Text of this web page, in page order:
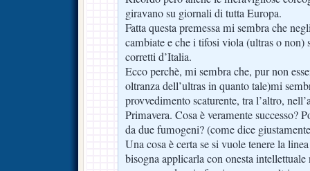
giravano su giornali di tutta Europa.
Fatta questa premessa mi sembra che
cambiate e che i tifosi viola (ultras o non)
corretti d’Italia.
Ecco perchè, mi sembra che, pur non
oltranza dell’ultras in quanto tale)mi
provvedimento scaturente, tra l’altro,
Primavera. Cosa è veramente successo?
da due fumogeni? (come dice
Una cosa è certa se si vuole tenere la
bisogna applicarla con onesta